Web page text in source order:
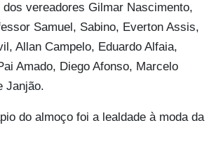
dos vereadores Gilmar Nascimento,
Samuel, Sabino, Everton Assis,
Allan Campelo, Eduardo Alfaia,
Amado, Diego Afonso, Marcelo
Janjão.
do almoço foi a lealdade à moda da